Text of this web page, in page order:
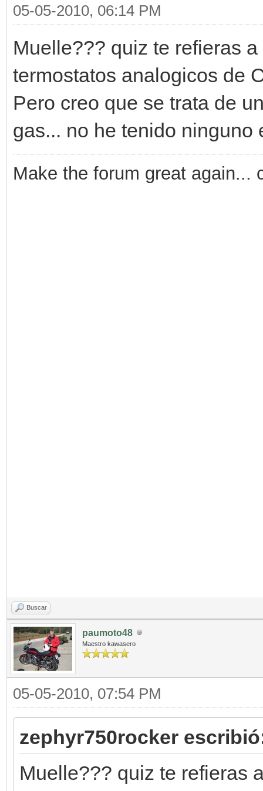
05-05-2010, 06:14 PM
Muelle??? quiz te refieras
termostatos analogicos de
Pero creo que se trata de
gas... no he tenido ninguno
Make the forum great again...
Buscar
paumoto48
Maestro kawasero
05-05-2010, 07:54 PM
zephyr750rocker
Muelle??? quiz te refieras